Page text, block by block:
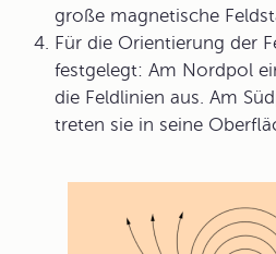
große magnetische
Für die Orientierung der
festgelegt: Am Nordpol
die Feldlinien aus. Am
treten sie in seine